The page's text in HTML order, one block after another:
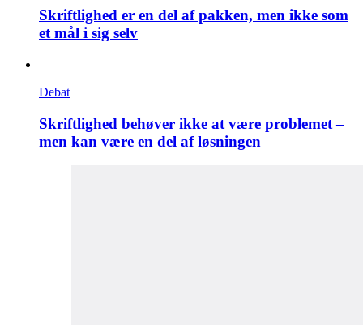
Skriftlighed er en del af pakken, men ikke som
et mål i sig selv
Debat
Skriftlighed behøver ikke at være problemet –
men kan være en del af løsningen